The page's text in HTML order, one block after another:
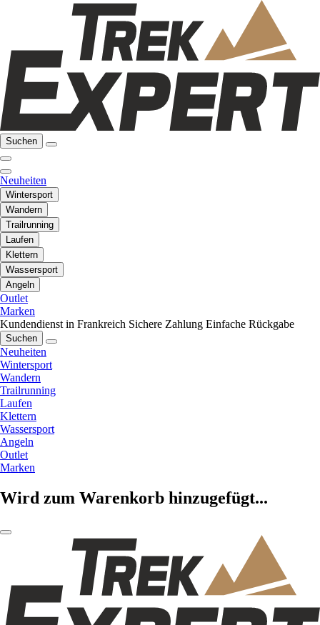
Suchen
Neuheiten
Wintersport
Wandern
Trailrunning
Laufen
Klettern
Wassersport
Angeln
Outlet
Marken
Kundendienst in Frankreich Sichere Zahlung Einfache Rückgabe
Suchen
Neuheiten
Wintersport
Wandern
Trailrunning
Laufen
Klettern
Wassersport
Angeln
Outlet
Marken
Wird zum Warenkorb hinzugefügt...